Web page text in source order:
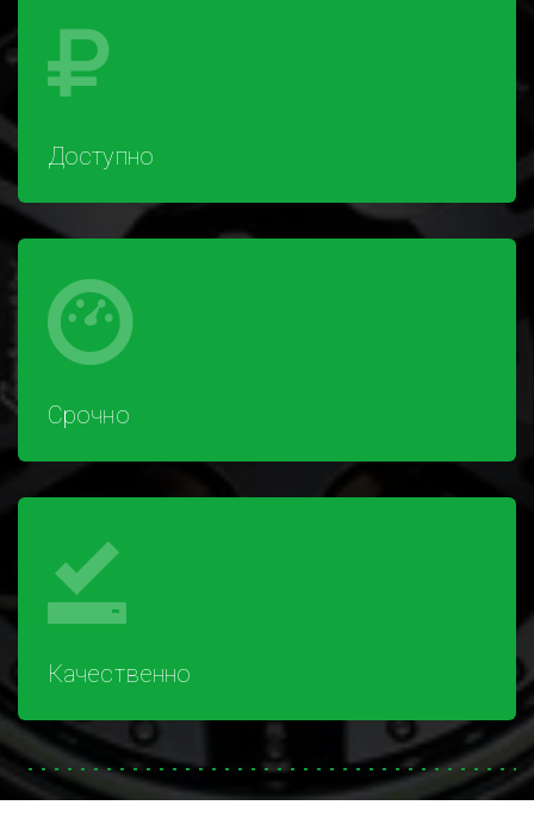
Доступно
Срочно
Качественно